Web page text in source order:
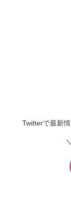
Twitterで最新情